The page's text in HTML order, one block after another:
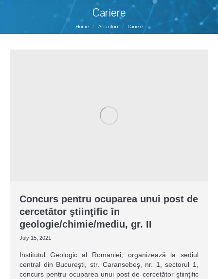
Cariere
You are here:
Home Anunțuri Cariere
Concurs pentru ocuparea unui post de
cercetător ştiinţific în
geologie/chimie/mediu, gr. II
July 15, 2021
Institutul Geologic al Romaniei, organizează la sediul
central din Bucureşti, str. Caransebeş, nr. 1, sectorul 1,
concurs pentru ocuparea unui post de cercetător ştiinţific